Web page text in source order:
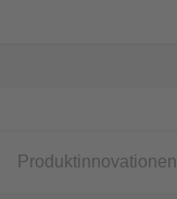
Produktinnovationen